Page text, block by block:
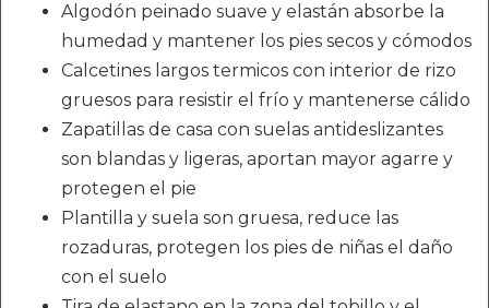
Algodón peinado suave y elastán absorbe la
humedad y mantener los pies secos y cómodos
Calcetines largos termicos con interior de rizo
gruesos para resistir el frío y mantenerse cálido
Zapatillas de casa con suelas antideslizantes
son blandas y ligeras, aportan mayor agarre y
protegen el pie
Plantilla y suela son gruesa, reduce las
rozaduras, protegen los pies de niñas el daño
con el suelo